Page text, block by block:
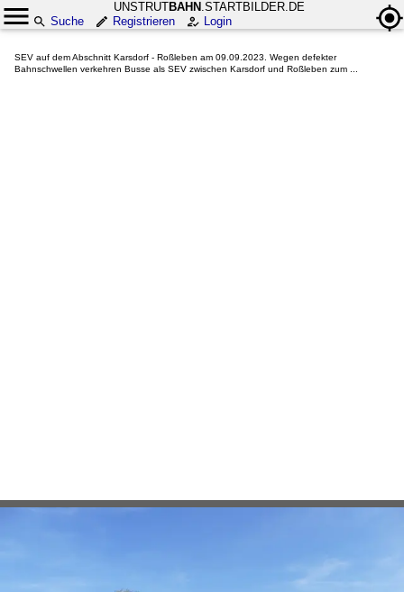
UNSTRUTBAHN .STARTBILDER.DE
Suche
Registrieren Login
SEV auf dem Abschnitt Karsdorf - Roßleben am 09.09.2023. Wegen defekter
Bahnschwellen verkehren Busse als SEV zwischen Karsdorf und Roßleben zum ...